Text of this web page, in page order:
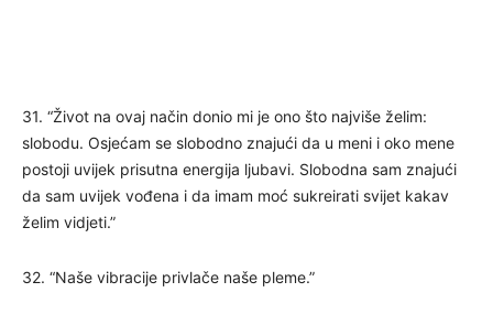
31. “Život na ovaj način donio mi je ono što najviše želim:
slobodu. Osjećam se slobodno znajući da u meni i oko mene
postoji uvijek prisutna energija ljubavi. Slobodna sam znajući
da sam uvijek vođena i da imam moć sukreirati svijet kakav
želim vidjeti.”
32. “Naše vibracije privlače naše pleme.”